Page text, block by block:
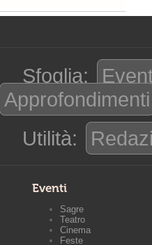
Sfoglia:
Approfondimenti
Utilità:
Eventi
Sagre
Teatro
Cinema
Feste